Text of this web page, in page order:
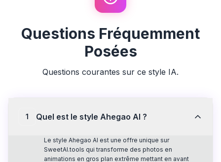
Questions Fréquemment
Posées
Questions courantes sur ce style IA.
1 Quel est le style Ahegao AI ?
Le style Ahegao AI est une offre unique sur
SweetAI.tools qui transforme des photos en
animations en gros plan extrême mettant en avant